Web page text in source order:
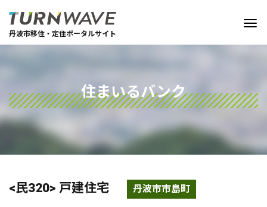
丹波市移住・定住ポータルサイト
住まいるバンク
<民320> 戸建住宅 丹波市市島町